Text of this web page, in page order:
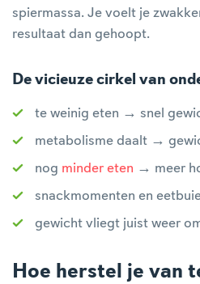
spiermassa. Je voelt je
resultaat dan gehoopt.
De vicieuze cirkel van
te weinig eten → snel
metabolisme daalt →
nog minder eten → meer
snackmomenten en
gewicht vliegt juist weer
Hoe herstel je van